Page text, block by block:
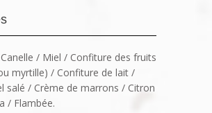
/ Miel / Confiture des fruits
myrtille) / Confiture de lait /
salé / Crème de marrons / Citron
/ Flambée.